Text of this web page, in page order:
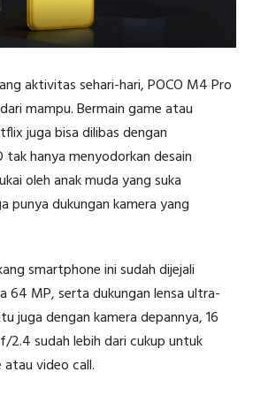
aktivitas sehari-hari, POCO M4 Pro
mampu. Bermain game atau
juga bisa dilibas dengan
tak hanya menyodorkan desain
oleh anak muda yang suka
punya dukungan kamera yang
smartphone ini sudah dijejali
64 MP, serta dukungan lensa ultra-
juga dengan kamera depannya, 16
2.4 sudah lebih dari cukup untuk
video call.